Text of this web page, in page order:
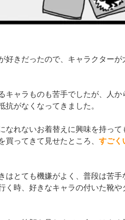
好きだったので、キャラクター
キャラものも苦手でしたが、人
がなくなってきました。
なれないお着替えに興味を持っ
ってきて見せたところ、 すごく
はとても機嫌がよく、普段は苦
く時、好きなキャラの付いた靴